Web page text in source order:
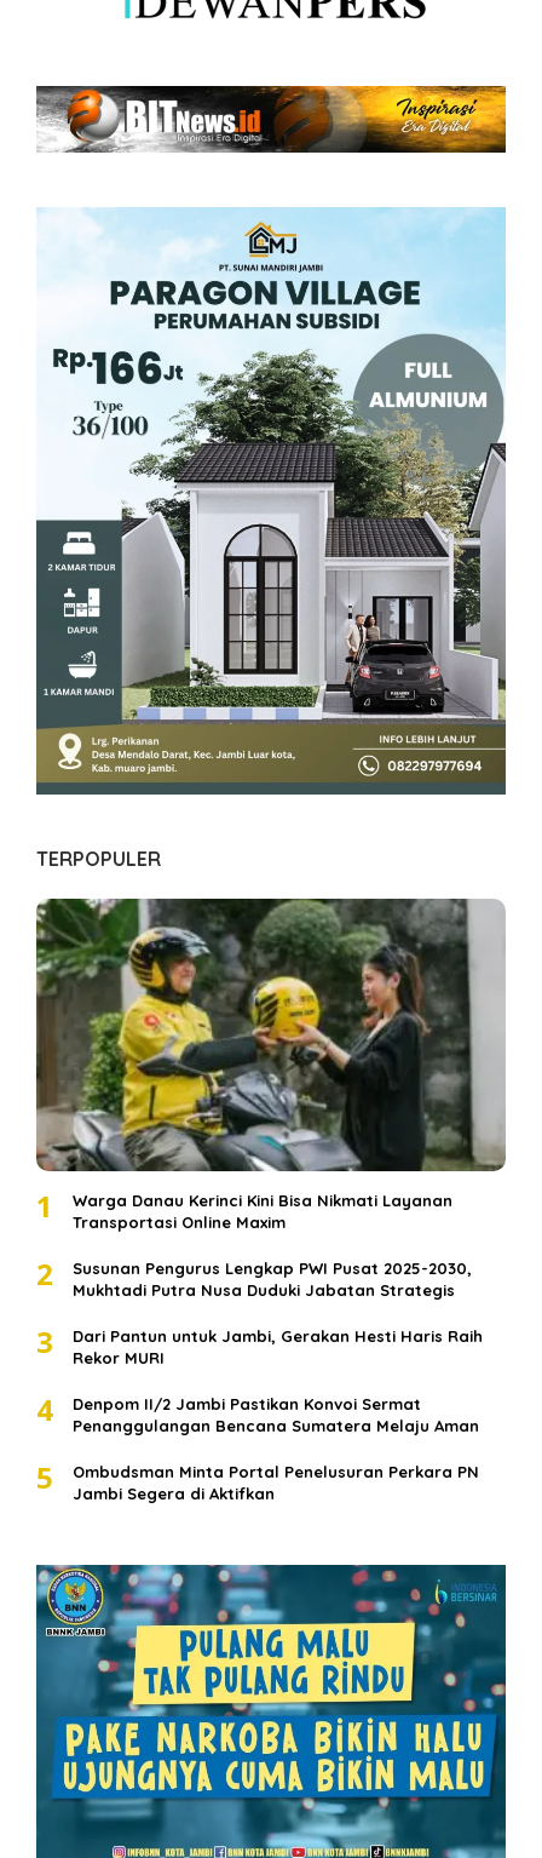
TERPOPULER
1
Warga Danau Kerinci Kini Bisa Nikmati Layanan
Transportasi Online Maxim
2
Susunan Pengurus Lengkap PWI Pusat 2025-2030,
Mukhtadi Putra Nusa Duduki Jabatan Strategis
3
Dari Pantun untuk Jambi, Gerakan Hesti Haris Raih
Rekor MURI
4
Denpom II/2 Jambi Pastikan Konvoi Sermat
Penanggulangan Bencana Sumatera Melaju Aman
5
Ombudsman Minta Portal Penelusuran Perkara PN
Jambi Segera di Aktifkan